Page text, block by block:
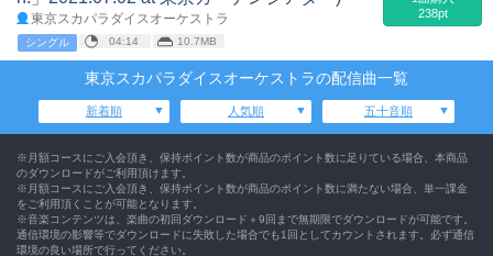
東京スカパラダイスオーケストラ
シングル 04:14 10.7MB
238pt
東京スカパラダイスオーケストラの配信曲一覧
新着順 人気順 五十音順
※月額コースにご入会頂き、保持ポイント数が商品のポイント数に足りている場合、本商品
のダウンロードがご利用頂けます。
※月額コースにご入会頂き、保持ポイント数が商品のポイント数に満たない場合、単一課金
をご利用頂くことが可能となります。
※音楽コンテンツは、楽曲の初回ダウンロード＋9回まで無期限でダウンロードが可能です。
通信環境の影響等でダウンロードに失敗した場合でも1回としてカウントされます。必ず通信
環境の良い場所で行ってください。